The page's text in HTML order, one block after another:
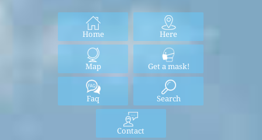
Home Here
Map Get a mask!
Faq Search
Contact